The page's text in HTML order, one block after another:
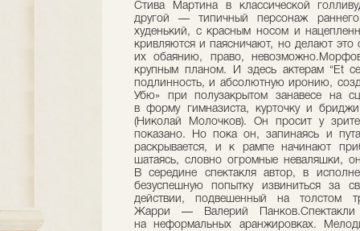
Стива Мартина в классической
другой — типичный персонаж
худенький, с красным носом и
кривляются и паясничают, но делают это
их обаянию, право,
крупным планом. И здесь актерам “Et
подлинность, и абсолютную иронию,
Убю» при полузакрытом занавесе на
в форму гимназиста, курточку и
(Николай Молочков). Он просит у
показано. Но пока он, запинаясь и
раскрывается, и к рампе начинают
шатаясь, словно огромные неваляшки,
В середине спектакля автор, в
безуспешную попытку извиниться за
действии, подвешенный на толстом
Жарри — Валерий
на неформальных аранжировках.